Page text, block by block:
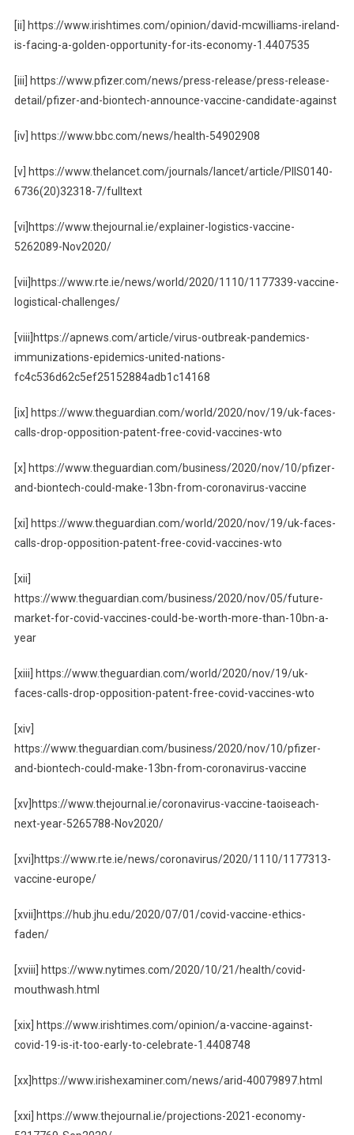
[ii] https://www.irishtimes.com/opinion/david-mcwilliams-ireland-
is-facing-a-golden-opportunity-for-its-economy-1.4407535
[iii] https://www.pfizer.com/news/press-release/press-release-
detail/pfizer-and-biontech-announce-vaccine-candidate-against
[iv] https://www.bbc.com/news/health-54902908
[v] https://www.thelancet.com/journals/lancet/article/PIIS0140-
6736(20)32318-7/fulltext
[vi]https://www.thejournal.ie/explainer-logistics-vaccine-
5262089-Nov2020/
[vii]https://www.rte.ie/news/world/2020/1110/1177339-vaccine-
logistical-challenges/
[viii]https://apnews.com/article/virus-outbreak-pandemics-
immunizations-epidemics-united-nations-
fc4c536d62c5ef25152884adb1c14168
[ix] https://www.theguardian.com/world/2020/nov/19/uk-faces-
calls-drop-opposition-patent-free-covid-vaccines-wto
[x] https://www.theguardian.com/business/2020/nov/10/pfizer-
and-biontech-could-make-13bn-from-coronavirus-vaccine
[xi] https://www.theguardian.com/world/2020/nov/19/uk-faces-
calls-drop-opposition-patent-free-covid-vaccines-wto
[xii]
https://www.theguardian.com/business/2020/nov/05/future-
market-for-covid-vaccines-could-be-worth-more-than-10bn-a-
year
[xiii] https://www.theguardian.com/world/2020/nov/19/uk-
faces-calls-drop-opposition-patent-free-covid-vaccines-wto
[xiv]
https://www.theguardian.com/business/2020/nov/10/pfizer-
and-biontech-could-make-13bn-from-coronavirus-vaccine
[xv]https://www.thejournal.ie/coronavirus-vaccine-taoiseach-
next-year-5265788-Nov2020/
[xvi]https://www.rte.ie/news/coronavirus/2020/1110/1177313-
vaccine-europe/
[xvii]https://hub.jhu.edu/2020/07/01/covid-vaccine-ethics-
faden/
[xviii] https://www.nytimes.com/2020/10/21/health/covid-
mouthwash.html
[xix] https://www.irishtimes.com/opinion/a-vaccine-against-
covid-19-is-it-too-early-to-celebrate-1.4408748
[xx]https://www.irishexaminer.com/news/arid-40079897.html
[xxi] https://www.thejournal.ie/projections-2021-economy-